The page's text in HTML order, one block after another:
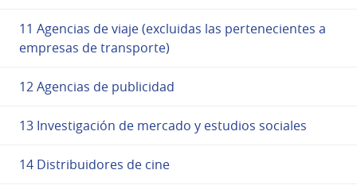
11 Agencias de viaje (excluidas las pertenecientes a
empresas de transporte)
12 Agencias de publicidad
13 Investigación de mercado y estudios sociales
14 Distribuidores de cine